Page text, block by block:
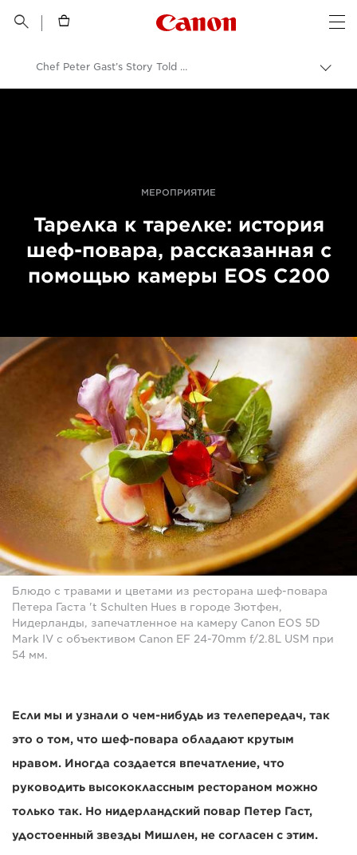
 
Canon Logo, back
Chef Peter Gast’s Story Told With The EOS C200
МЕРОПРИЯТИЕ
Тарелка к тарелке: история
шеф-повара, рассказанная с
помощью камеры EOS C200
Блюдо с травами и цветами из ресторана шеф-повара
Петера Гаста 't Schulten Hues в городе Зютфен,
Нидерланды, запечатленное на камеру Canon EOS 5D
Mark IV с объективом Canon EF 24-70mm f/2.8L USM при
54 мм.
Если мы и узнали о чем-нибудь из телепередач, так
это о том, что шеф-повара обладают крутым
нравом. Иногда создается впечатление, что
руководить высококлассным рестораном можно
только так. Но нидерландский повар Петер Гаст,
удостоенный звезды Мишлен, не согласен с этим.